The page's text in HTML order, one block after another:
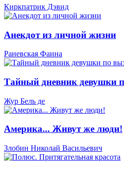
Киркпатрик Дэвид
Анекдот из личной жизни
Раневская Фаина
Тайный дневник девушки
Жур Бель де
Америка... Живут же люди!
Злобин Николай Васильевич